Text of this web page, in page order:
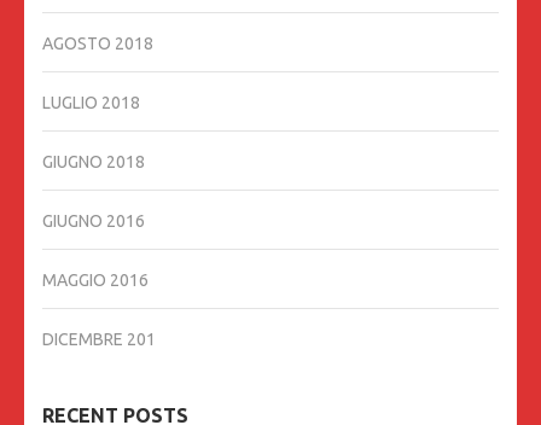
AGOSTO 2018
LUGLIO 2018
GIUGNO 2018
GIUGNO 2016
MAGGIO 2016
DICEMBRE 201
RECENT POSTS